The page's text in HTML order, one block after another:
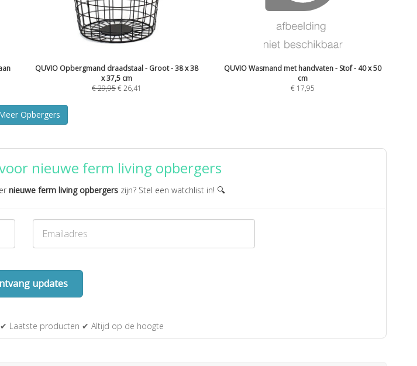
QUVIO Opbergmand draadstaal - Groot - 38 x 38
x 37,5 cm
€29,95€26,41
QUVIO Wasmand met handvaten - Stof - 40 x 50
cm
€ 17,95
Opbergers
nieuwe ferm living opbergers
nieuwe ferm living opbergers zijn? Stel een watchlist in! 🔍
updates
Laatste producten ✔ Altijd op de hoogte